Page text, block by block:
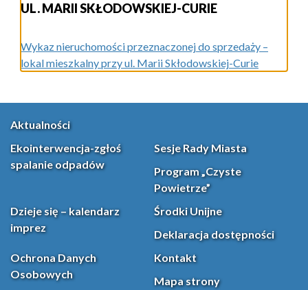
UL. MARII SKŁODOWSKIEJ-CURIE
Wykaz nieruchomości przeznaczonej do sprzedaży –
lokal mieszkalny przy ul. Marii Skłodowskiej-Curie
Aktualności
Ekointerwencja-zgłoś
spalanie odpadów
Sesje Rady Miasta
Program „Czyste
Powietrze”
Dzieje się – kalendarz
imprez
Środki Unijne
Deklaracja dostępności
Ochrona Danych
Osobowych
Kontakt
Mapa strony